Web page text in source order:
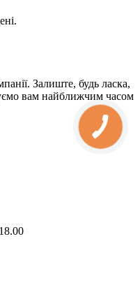
Залиште, будь ласка,
вам найближчим часом